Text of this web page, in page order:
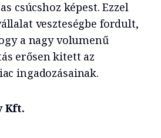
csúcshoz képest. Ezzel
veszteségbe fordult,
a nagy volumenű
erősen kitett az
ingadozásainak.
Kft.